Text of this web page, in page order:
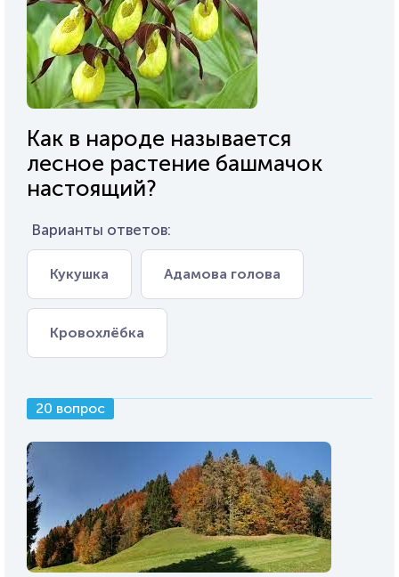
Как в народе называется
лесное растение башмачок
настоящий?
Варианты ответов:
Кукушка Адамова голова
Кровохлёбка
20 вопрос